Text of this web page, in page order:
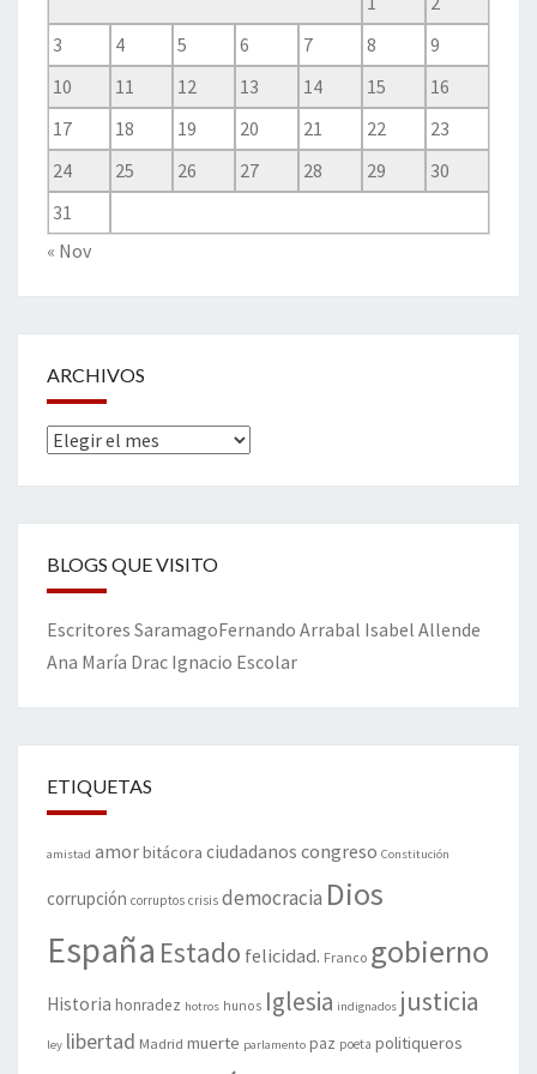
3
4 5 6 7 8
9
10
11 12 13 14 15
16
17
18 19 20 21 22
23
24
25 26 27 28 29
30
31
« Nov
ARCHIVOS
Archivos
BLOGS QUE VISITO
Escritores SaramagoFernando Arrabal Isabel Allende
Ana María Drac Ignacio Escolar
ETIQUETAS
amistad amorbitácora ciudadanos congreso Constitución
corrupción corruptos crisis democracia Dios
España Estado felicidad. Franco gobierno
Historia honradez hotros hunos Iglesia indignados justicia
ley libertad Madrid muerte parlamento paz poeta politiqueros